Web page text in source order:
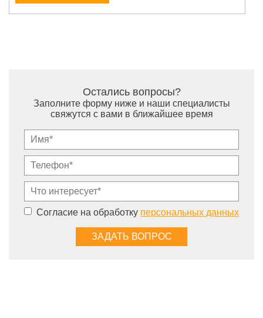
Остались вопросы?
Заполните форму ниже и наши специалисты
свяжутся с вами в ближайшее время
Согласие на обработку персональных данных